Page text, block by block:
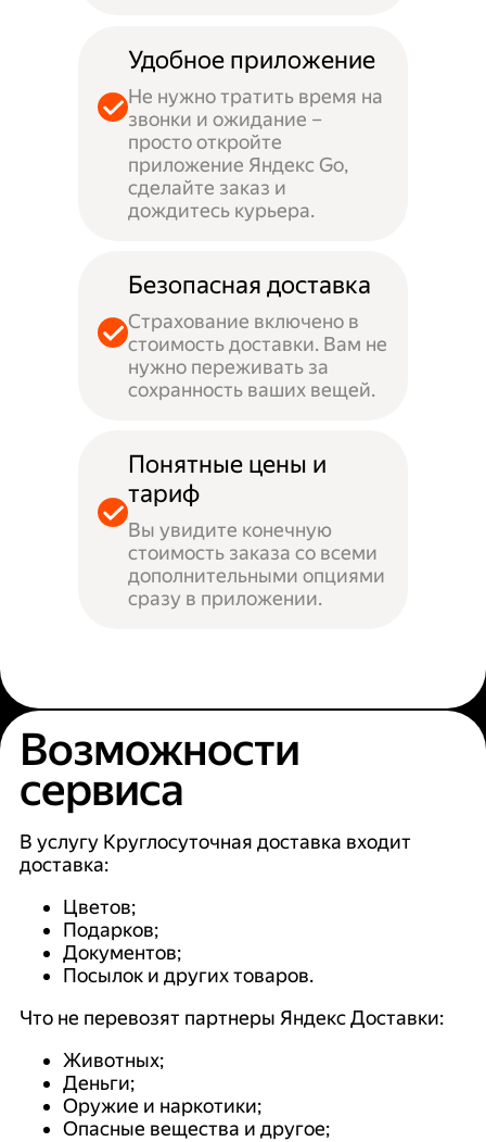
Удобное приложение
Не нужно тратить время на
звонки и ожидание –
просто откройте
приложение Яндекс Go,
сделайте заказ и
дождитесь курьера.
Безопасная доставка
Страхование включено в
стоимость доставки. Вам не
нужно переживать за
сохранность ваших вещей.
Понятные цены и
тариф
Вы увидите конечную
стоимость заказа со всеми
дополнительными опциями
сразу в приложении.
Возможности
сервиса
В услугу Круглосуточная доставка входит
доставка:
Цветов;
Подарков;
Документов;
Посылок и других товаров.
Что не перевозят партнеры Яндекс Доставки:
Животных;
Деньги;
Оружие и наркотики;
Опасные вещества и другое;